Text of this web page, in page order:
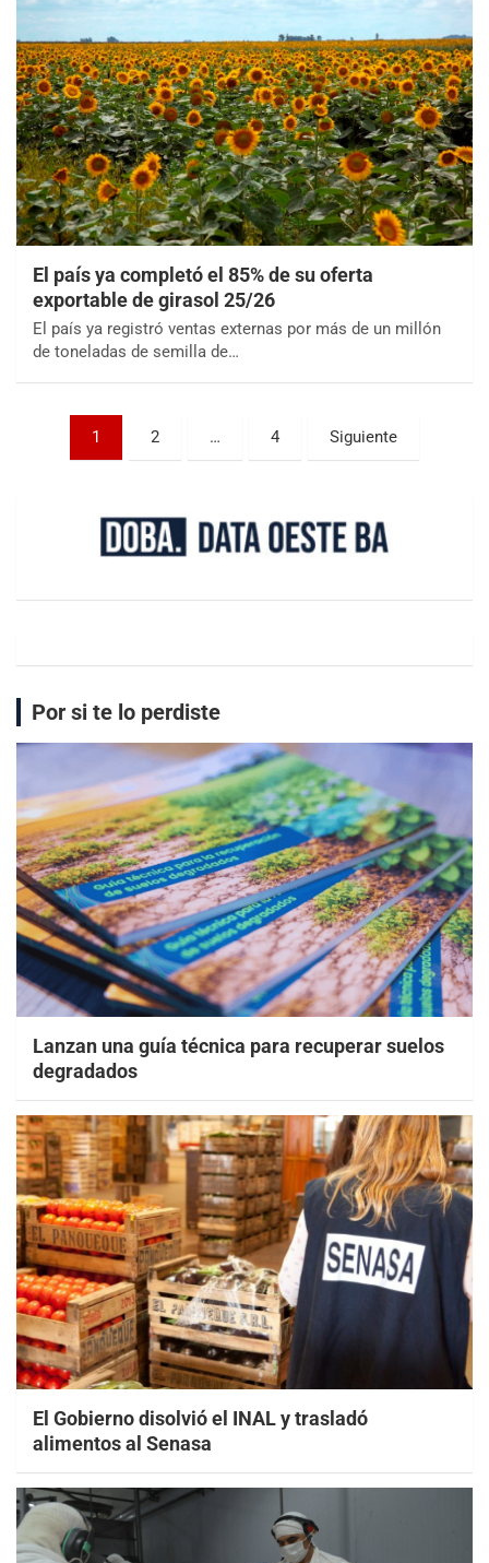
El país ya completó el 85% de su oferta
exportable de girasol 25/26
El país ya registró ventas externas por más de un millón
de toneladas de semilla de…
1 2 … 4 Siguiente
Por si te lo perdiste
Lanzan una guía técnica para recuperar suelos
degradados
El Gobierno disolvió el INAL y trasladó
alimentos al Senasa